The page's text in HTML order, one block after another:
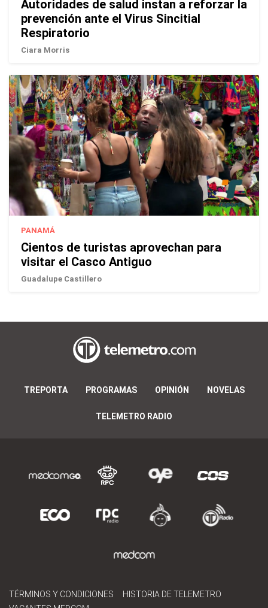
Autoridades de salud instan a reforzar la
prevención ante el Virus Sincitial
Respiratorio
Ciara Morris
PANAMÁ
Cientos de turistas aprovechan para
visitar el Casco Antiguo
Guadalupe Castillero
TREPORTA PROGRAMAS OPINIÓN NOVELAS
TELEMETRO RADIO
TÉRMINOS Y CONDICIONES
HISTORIA DE TELEMETRO